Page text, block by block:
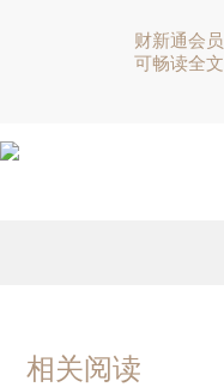
财新通会员
可畅读全文
相关阅读